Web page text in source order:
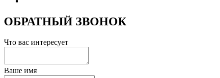
ОБРАТНЫЙ ЗВОНОК
Что вас интересует
Ваше имя